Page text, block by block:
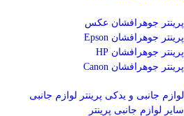
پرینتر جوهرافشان عکس
پرینتر جوهرافشان Epson
پرینتر جوهرافشان HP
پرینتر جوهرافشان Canon
لوازم جانبی و یدکی پرینتر لوازم جانبی
سایر لوازم جانبی پرینتر